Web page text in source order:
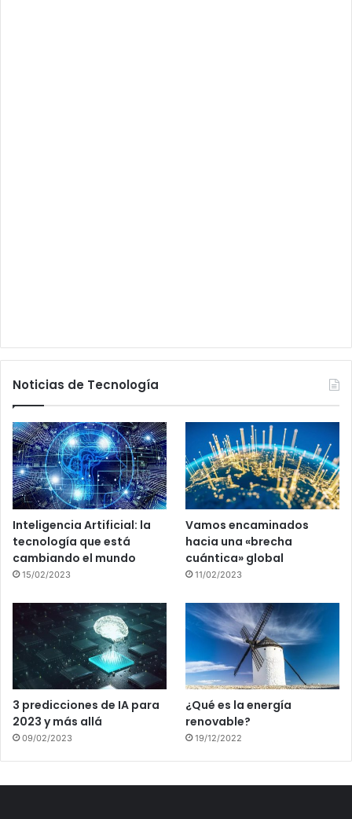
Noticias de Tecnología
Inteligencia Artificial: la
tecnología que está
cambiando el mundo
15/02/2023
Vamos encaminados
hacia una «brecha
cuántica» global
11/02/2023
3 predicciones de IA para
2023 y más allá
09/02/2023
¿Qué es la energía
renovable?
19/12/2022